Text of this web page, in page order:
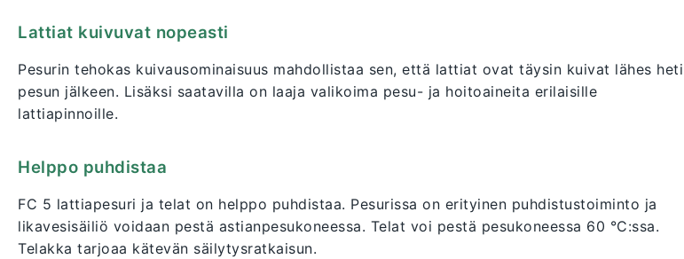
Lattiat kuivuvat nopeasti
Pesurin tehokas kuivausominaisuus mahdollistaa sen, että lattiat ovat täysin kuivat lähes heti
pesun jälkeen. Lisäksi saatavilla on laaja valikoima pesu- ja hoitoaineita erilaisille
lattiapinnoille.
Helppo puhdistaa
FC 5 lattiapesuri ja telat on helppo puhdistaa. Pesurissa on erityinen puhdistustoiminto ja
likavesisäiliö voidaan pestä astianpesukoneessa. Telat voi pestä pesukoneessa 60 °C:ssa.
Telakka tarjoaa kätevän säilytysratkaisun.